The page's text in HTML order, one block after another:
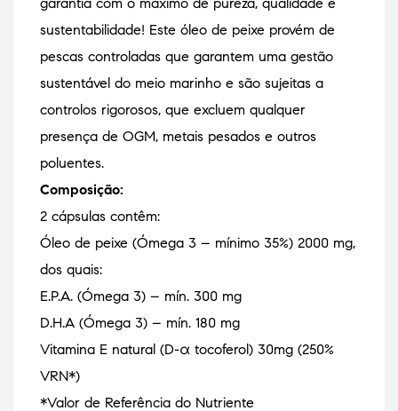
sustentabilidade! Este óleo de peixe provém de
pescas controladas que garantem uma gestão
sustentável do meio marinho e são sujeitas a
controlos rigorosos, que excluem qualquer
presença de OGM, metais pesados ​​e outros
poluentes.
Composição:
2 cápsulas contêm:
Óleo de peixe (Ómega 3 – mínimo 35%) 2000 mg,
dos quais:
E.P.A. (Ómega 3) – mín. 300 mg
D.H.A (Ómega 3) – mín. 180 mg
Vitamina E natural (D-α tocoferol) 30mg (250%
VRN*)
*Valor de Referência do Nutriente